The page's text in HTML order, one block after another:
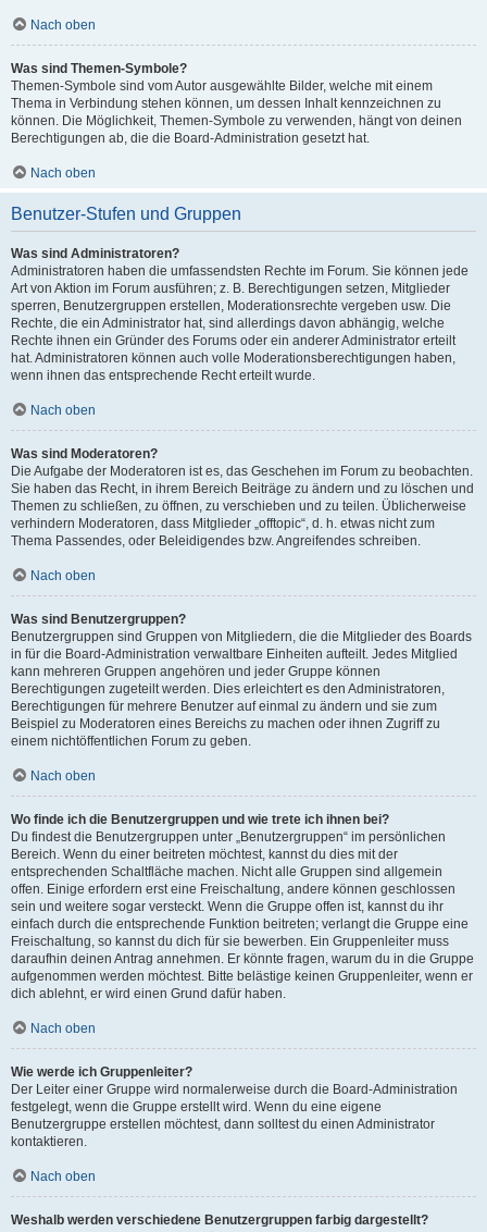
Nach oben
Was sind Themen-Symbole?
Themen-Symbole sind vom Autor ausgewählte Bilder, welche mit einem
Thema in Verbindung stehen können, um dessen Inhalt kennzeichnen zu
können. Die Möglichkeit, Themen-Symbole zu verwenden, hängt von deinen
Berechtigungen ab, die die Board-Administration gesetzt hat.
Nach oben
Benutzer-Stufen und Gruppen
Was sind Administratoren?
Administratoren haben die umfassendsten Rechte im Forum. Sie können jede
Art von Aktion im Forum ausführen; z. B. Berechtigungen setzen, Mitglieder
sperren, Benutzergruppen erstellen, Moderationsrechte vergeben usw. Die
Rechte, die ein Administrator hat, sind allerdings davon abhängig, welche
Rechte ihnen ein Gründer des Forums oder ein anderer Administrator erteilt
hat. Administratoren können auch volle Moderationsberechtigungen haben,
wenn ihnen das entsprechende Recht erteilt wurde.
Nach oben
Was sind Moderatoren?
Die Aufgabe der Moderatoren ist es, das Geschehen im Forum zu beobachten.
Sie haben das Recht, in ihrem Bereich Beiträge zu ändern und zu löschen und
Themen zu schließen, zu öffnen, zu verschieben und zu teilen. Üblicherweise
verhindern Moderatoren, dass Mitglieder „offtopic“, d. h. etwas nicht zum
Thema Passendes, oder Beleidigendes bzw. Angreifendes schreiben.
Nach oben
Was sind Benutzergruppen?
Benutzergruppen sind Gruppen von Mitgliedern, die die Mitglieder des Boards
in für die Board-Administration verwaltbare Einheiten aufteilt. Jedes Mitglied
kann mehreren Gruppen angehören und jeder Gruppe können
Berechtigungen zugeteilt werden. Dies erleichtert es den Administratoren,
Berechtigungen für mehrere Benutzer auf einmal zu ändern und sie zum
Beispiel zu Moderatoren eines Bereichs zu machen oder ihnen Zugriff zu
einem nichtöffentlichen Forum zu geben.
Nach oben
Wo finde ich die Benutzergruppen und wie trete ich ihnen bei?
Du findest die Benutzergruppen unter „Benutzergruppen“ im persönlichen
Bereich. Wenn du einer beitreten möchtest, kannst du dies mit der
entsprechenden Schaltfläche machen. Nicht alle Gruppen sind allgemein
offen. Einige erfordern erst eine Freischaltung, andere können geschlossen
sein und weitere sogar versteckt. Wenn die Gruppe offen ist, kannst du ihr
einfach durch die entsprechende Funktion beitreten; verlangt die Gruppe eine
Freischaltung, so kannst du dich für sie bewerben. Ein Gruppenleiter muss
daraufhin deinen Antrag annehmen. Er könnte fragen, warum du in die Gruppe
aufgenommen werden möchtest. Bitte belästige keinen Gruppenleiter, wenn er
dich ablehnt, er wird einen Grund dafür haben.
Nach oben
Wie werde ich Gruppenleiter?
Der Leiter einer Gruppe wird normalerweise durch die Board-Administration
festgelegt, wenn die Gruppe erstellt wird. Wenn du eine eigene
Benutzergruppe erstellen möchtest, dann solltest du einen Administrator
kontaktieren.
Nach oben
Weshalb werden verschiedene Benutzergruppen farbig dargestellt?